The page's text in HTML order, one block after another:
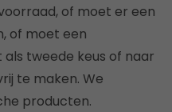
of moet er een
of moet een
tweede keus of naar
te maken. We
producten.